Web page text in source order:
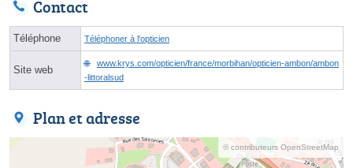
Contact
Téléphone Téléphoner à l'opticien
Site web
www.krys.com/opticien/france/morbihan/opticien-ambon/ambon
-littoralsud
Plan et adresse
© contributeurs OpenStreetMap